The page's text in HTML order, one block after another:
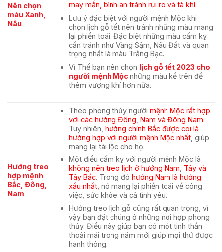
Nên chọn
màu Xanh,
Nâu
may mắn, bình an tránh rủi ro và tà khí.
Lưu ý đặc biệt với người mệnh Mộc khi
chọn lịch gỗ tết nên tránh những màu mang
lại phiền toái. Đặc biệt những màu cấm kỵ
cần tránh như Vàng Sậm Nâu Đất và quan
trọng nhất là màu Trắng Bạc.
Vì Thế bạn nên chọn lịch gỗ tết 2023 cho
người mệnh Mộcnhững màu kể trên để
thêm vượng khí hơn nữa.
Hướng treo
hợp mệnh
Bắc, Đông,
Nam
Theo phong thủy người mệnh Mộc rất hợp
với các hướng Đông Nam và Đông Nam.
Tuy nhiên, hướng chính Bắc được coi là
hướng hợp với người mệnh Mộc nhất, giúp
mang lại tài lộc cho họ.
Một điều cấm kỵvới người mệnh Mộc là
không nên treo lịch ở hướng Nam Tây và
Tây Bắc. Trong đó hướng Nam là hướng
xấu nhất, nó mang lại phiền toái về công
việc, sức khỏe và cả tình yêu.
Hướng treo lịch gỗ cũng rất quan trọng, vì
vậy bạn đặt chúng ở những nơi hợp phong
thủy. Điều này giúp bạn có một tinh thần
thoải mái trong năm mới giúp mọi thứ được
hanh thông.